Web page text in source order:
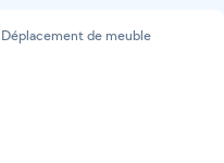
Déplacement de meuble